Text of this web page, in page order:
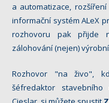
a automatizace,
informační systém ALeX
rozhovoru pak přijde
zálohování (nejen)
Rozhovor "na živo",
šéfredaktor stavebního